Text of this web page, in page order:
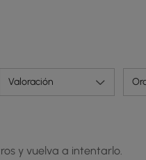
comodidad y
Valoración
y vuelva a intentarlo.